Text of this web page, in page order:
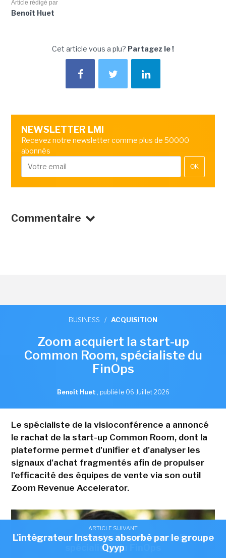
Article rédigé par
Benoît Huet
Cet article vous a plu? Partagez le !
NEWSLETTER LMI
Recevez notre newsletter comme plus de 50000
abonnés
OK
Commentaire
ARTICLE SUIVANT
Zoom acquiert la start-up Common Room,
spécialiste du FinOps
BUSINESS / ACQUISITION
Zoom acquiert la start-up
Common Room, spécialiste du
FinOps
Benoît Huet , publié le 06 Juillet 2026
Le spécialiste de la visioconférence a annoncé
le rachat de la start-up Common Room, dont la
plateforme permet d'unifier et d'analyser les
signaux d'achat fragmentés afin de propulser
l'efficacité des équipes de vente via son outil
Zoom Revenue Accelerator.
ARTICLE SUIVANT
L'intégrateur Instasys absorbé par le groupe
Qyyp